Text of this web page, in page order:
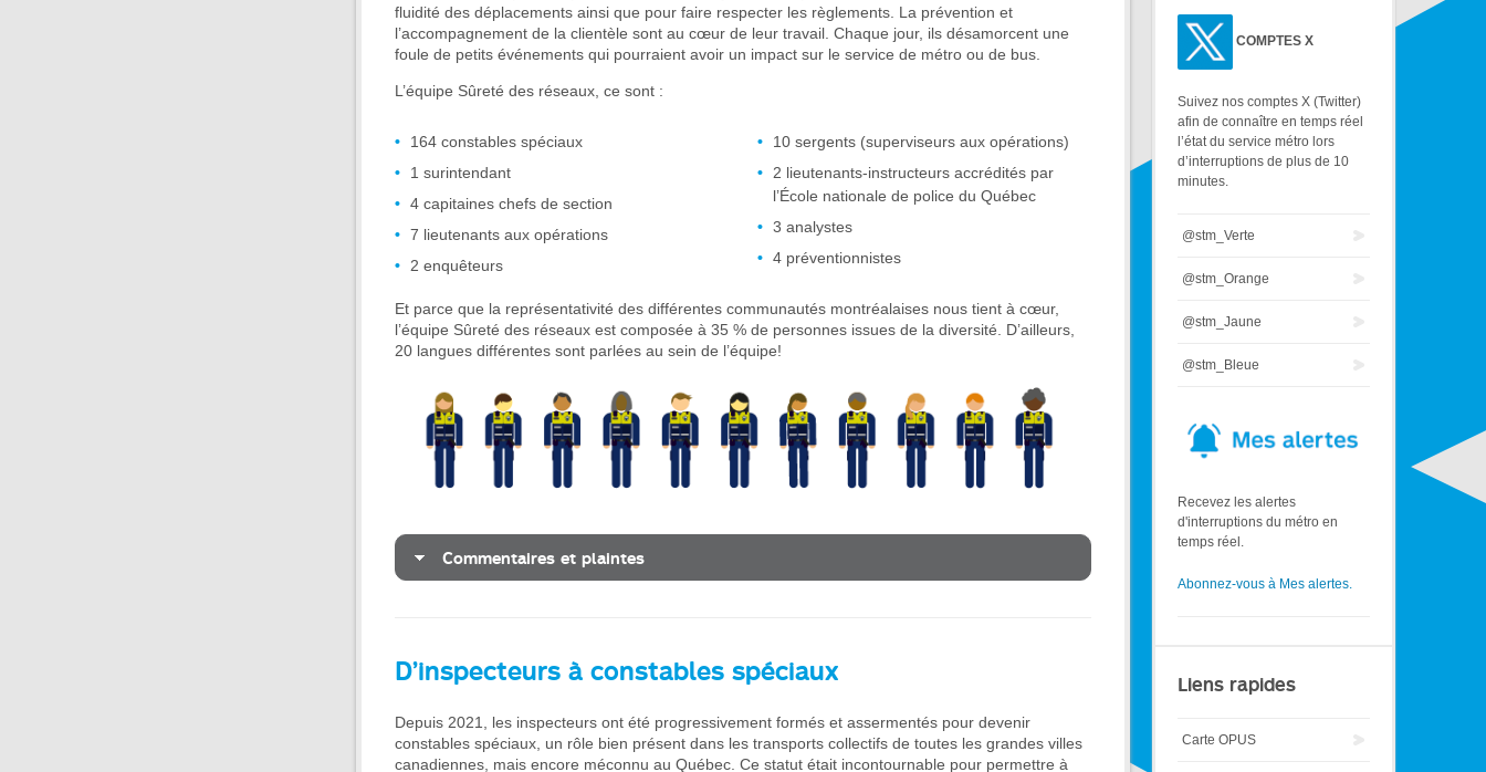
fluidité des déplacements ainsi que pour faire respecter les règlements. La prévention et
l’accompagnement de la clientèle sont au cœur de leur travail. Chaque jour, ils désamorcent une
foule de petits événements qui pourraient avoir un impact sur le service de métro ou de bus.
L’équipe Sûreté des réseaux, ce sont :
164 constables spéciaux
1 surintendant
4 capitaines chefs de section
7 lieutenants aux opérations
2 enquêteurs
10 sergents (superviseurs aux opérations)
2 lieutenants-instructeurs accrédités par
l’École nationale de police du Québec
3 analystes
4 préventionnistes
Et parce que la représentativité des différentes communautés montréalaises nous tient à cœur,
l’équipe Sûreté des réseaux est composée à 35 % de personnes issues de la diversité. D’ailleurs,
20 langues différentes sont parlées au sein de l’équipe!
Commentaires et plaintes
D’inspecteurs à constables spéciaux
Depuis 2021, les inspecteurs ont été progressivement formés et assermentés pour devenir
constables spéciaux, un rôle bien présent dans les transports collectifs de toutes les grandes villes
canadiennes, mais encore méconnu au Québec. Ce statut était incontournable pour permettre à
COMPTES X
Suivez nos comptes X (Twitter)
afin de connaître en temps réel
l’état du service métro lors
d’interruptions de plus de 10
minutes.
@stm_Verte
@stm_Orange
@stm_Jaune
@stm_Bleue
Recevez les alertes
d'interruptions du métro en
temps réel.
Abonnez-vous à Mes alertes.
Liens rapides
Carte OPUS